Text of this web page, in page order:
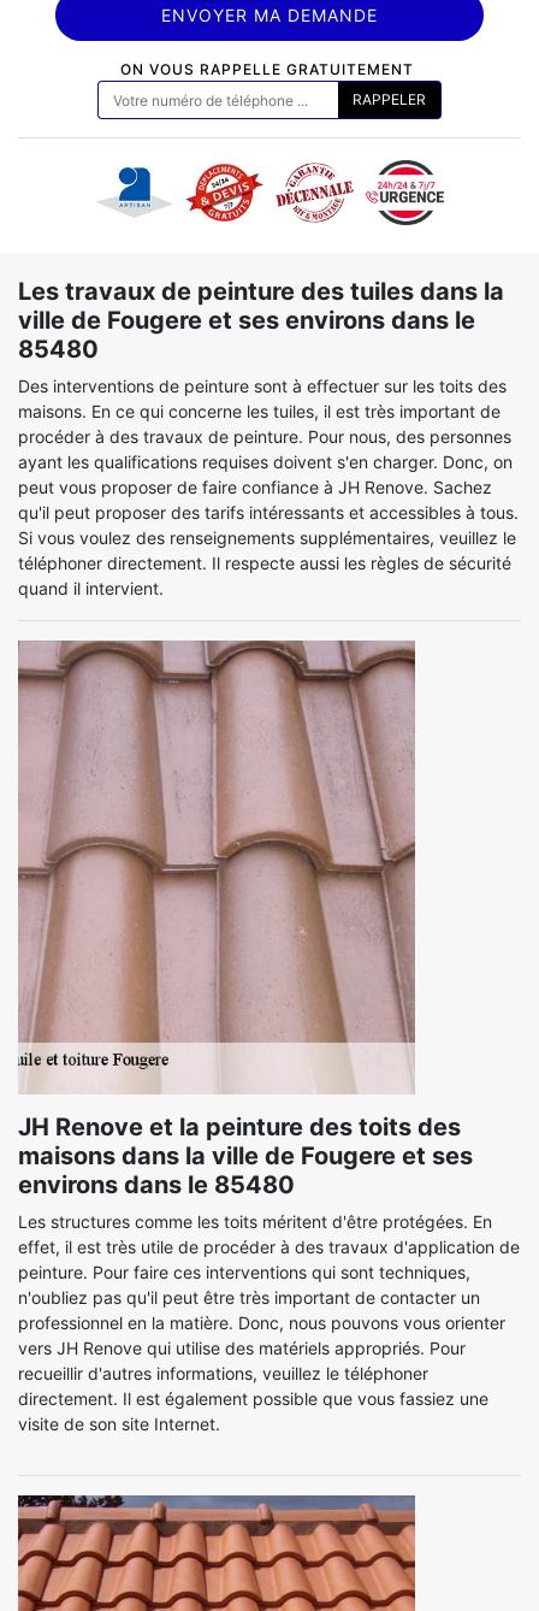
ON VOUS RAPPELLE GRATUITEMENT
Les travaux de peinture des tuiles dans la
ville de Fougere et ses environs dans le
85480
Des interventions de peinture sont à effectuer sur les toits des
maisons. En ce qui concerne les tuiles, il est très important de
procéder à des travaux de peinture. Pour nous, des personnes
ayant les qualifications requises doivent s'en charger. Donc, on
peut vous proposer de faire confiance à JH Renove. Sachez
qu'il peut proposer des tarifs intéressants et accessibles à tous.
Si vous voulez des renseignements supplémentaires, veuillez le
téléphoner directement. Il respecte aussi les règles de sécurité
quand il intervient.
JH Renove et la peinture des toits des
maisons dans la ville de Fougere et ses
environs dans le 85480
Les structures comme les toits méritent d'être protégées. En
effet, il est très utile de procéder à des travaux d'application de
peinture. Pour faire ces interventions qui sont techniques,
n'oubliez pas qu'il peut être très important de contacter un
professionnel en la matière. Donc, nous pouvons vous orienter
vers JH Renove qui utilise des matériels appropriés. Pour
recueillir d'autres informations, veuillez le téléphoner
directement. Il est également possible que vous fassiez une
visite de son site Internet.